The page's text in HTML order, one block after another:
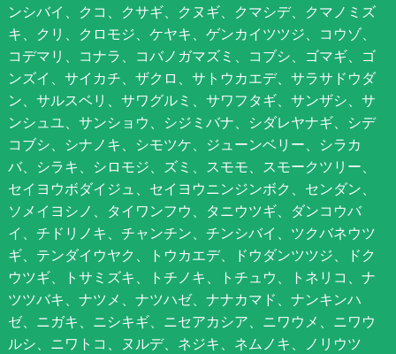
ンシバイ、クコ、クサギ、クヌギ、クマシデ、クマノミズ
キ、クリ、クロモジ、ケヤキ、ゲンカイツツジ、コウゾ、
コデマリ、コナラ、コバノガマズミ、コブシ、ゴマギ、ゴ
ンズイ、サイカチ、ザクロ、サトウカエデ、サラサドウダ
ン、サルスベリ、サワグルミ、サワフタギ、サンザシ、サ
ンシュユ、サンショウ、シジミバナ、シダレヤナギ、シデ
コブシ、シナノキ、シモツケ、ジューンベリー、シラカ
バ、シラキ、シロモジ、ズミ、スモモ、スモークツリー、
セイヨウボダイジュ、セイヨウニンジンボク、センダン、
ソメイヨシノ、タイワンフウ、タニウツギ、ダンコウバ
イ、チドリノキ、チャンチン、チンシバイ、ツクバネウツ
ギ、テンダイウヤク、トウカエデ、ドウダンツツジ、ドク
ウツギ、トサミズキ、トチノキ、トチュウ、トネリコ、ナ
ツツバキ、ナツメ、ナツハゼ、ナナカマド、ナンキンハ
ゼ、ニガキ、ニシキギ、ニセアカシア、ニワウメ、ニワウ
ルシ、ニワトコ、ヌルデ、ネジキ、ネムノキ、ノリウツ